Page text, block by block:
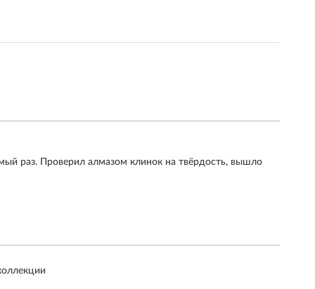
раз. Проверил алмазом клинок на твёрдость, вышло